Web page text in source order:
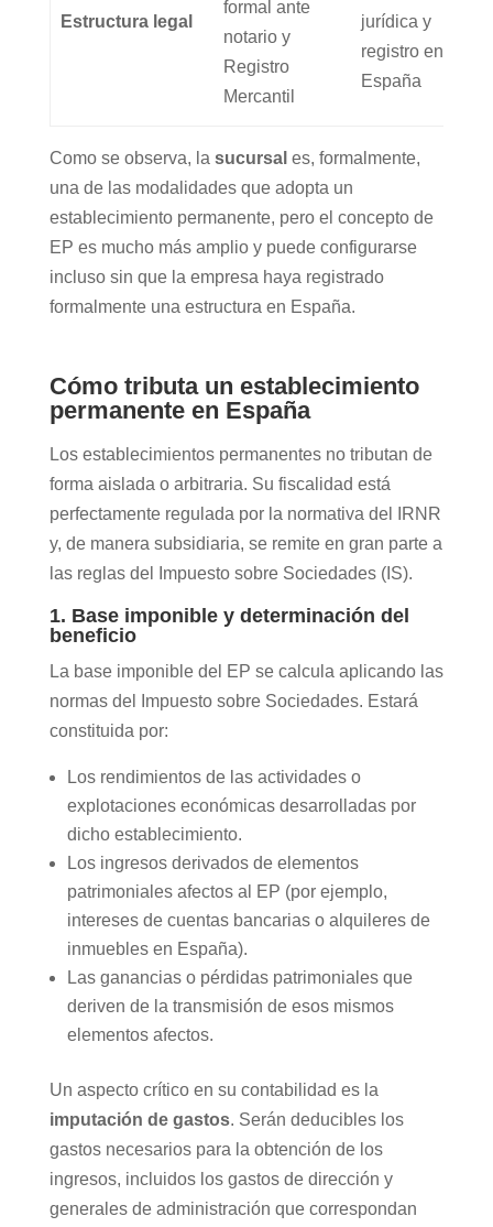
Estructura legal
formal ante
notario y
Registro
Mercantil
jurídica y
registro en
España
Como se observa, la sucursal es, formalmente,
una de las modalidades que adopta un
establecimiento permanente, pero el concepto de
EP es mucho más amplio y puede configurarse
incluso sin que la empresa haya registrado
formalmente una estructura en España.
Cómo tributa un establecimiento
permanente en España
Los establecimientos permanentes no tributan de
forma aislada o arbitraria. Su fiscalidad está
perfectamente regulada por la normativa del IRNR
y, de manera subsidiaria, se remite en gran parte a
las reglas del Impuesto sobre Sociedades (IS).
1. Base imponible y determinación del
beneficio
La base imponible del EP se calcula aplicando las
normas del Impuesto sobre Sociedades. Estará
constituida por:
Los rendimientos de las actividades o
explotaciones económicas desarrolladas por
dicho establecimiento.
Los ingresos derivados de elementos
patrimoniales afectos al EP (por ejemplo,
intereses de cuentas bancarias o alquileres de
inmuebles en España).
Las ganancias o pérdidas patrimoniales que
deriven de la transmisión de esos mismos
elementos afectos.
Un aspecto crítico en su contabilidad es la
imputación de gastos. Serán deducibles los
gastos necesarios para la obtención de los
ingresos, incluidos los gastos de dirección y
generales de administración que correspondan